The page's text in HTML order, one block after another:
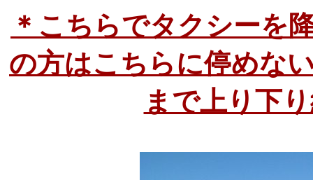
＊こちらでタクシーを
の方はこちらに停めな
まで上り下